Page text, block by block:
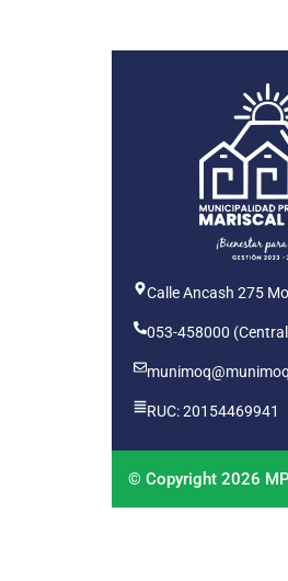
Calle Ancash 275
053-458000
RUC: 20154469941
© Copyright 2026